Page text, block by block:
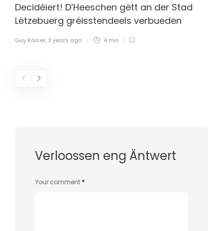
Decidéiert! D’Heeschen gëtt an der Stad
Lëtzebuerg gréisstendeels verbueden
Guy Kaiser, 3 years ago 4 min
Verloossen eng Äntwert
Your comment*